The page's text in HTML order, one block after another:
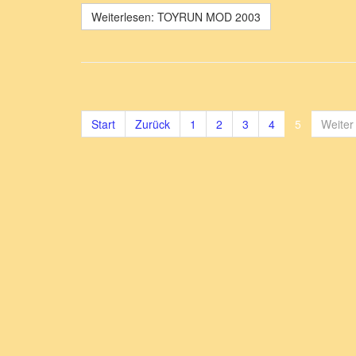
Weiterlesen: TOYRUN MOD 2003
Start Zurück 1 2 3 4 5 Weiter